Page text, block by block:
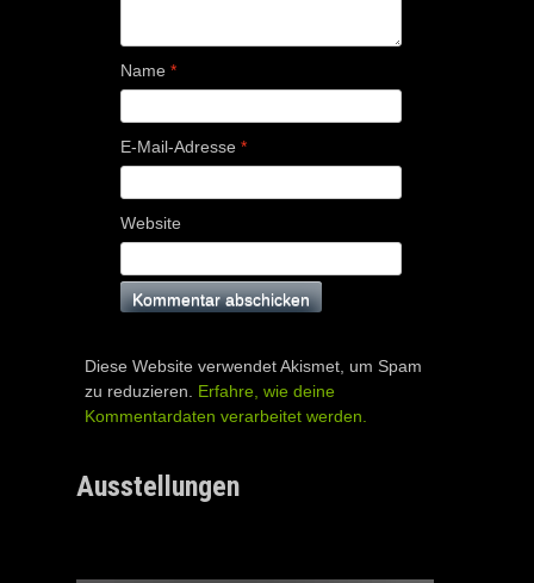
Name *
E-Mail-Adresse *
Website
Diese Website verwendet Akismet, um Spam
zu reduzieren. Erfahre, wie deine
Kommentardaten verarbeitet werden.
Ausstellungen